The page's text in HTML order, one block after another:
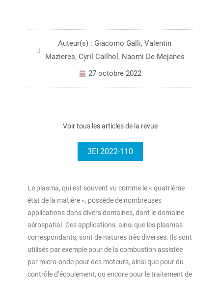
Auteur(s) : Giacomo Galli, Valentin
Mazieres, Cyril Cailhol, Naomi De Mejanes
27 octobre 2022
Voir tous les articles de la revue
3EI 2022-110
Le plasma, qui est souvent vu comme le « quatrième
état de la matière », possède de nombreuses
applications dans divers domaines, dont le domaine
aérospatial. Ces applications, ainsi que les plasmas
correspondants, sont de natures très diverses. Ils sont
utilisés par exemple pour de la combustion assistée
par micro-onde pour des moteurs, ainsi que pour du
contrôle d’écoulement, ou encore pour le traitement de